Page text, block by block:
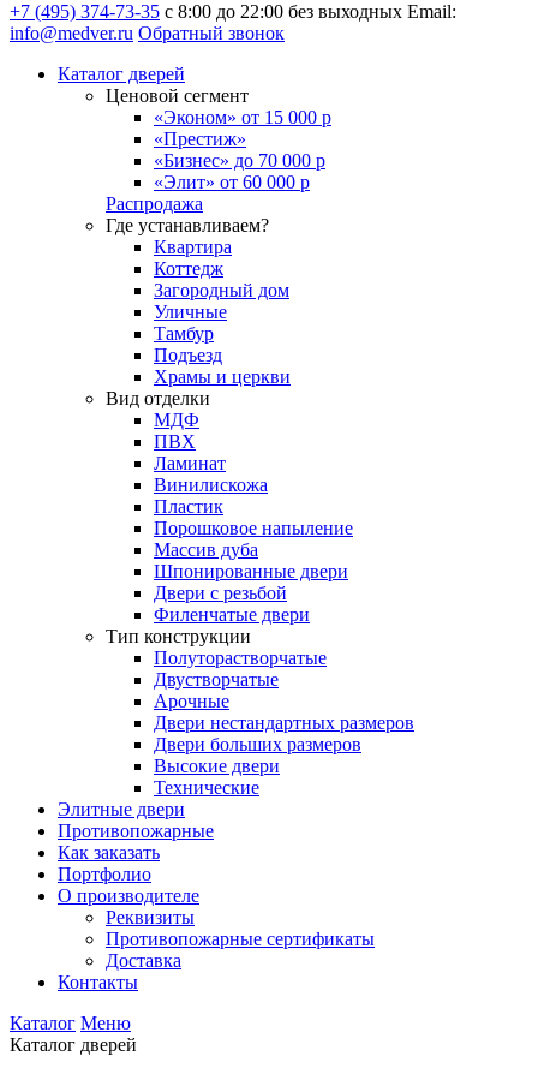
+7 (495) 374-73-35 с 8:00 до 22:00 без выходных Email:
info@medver.ru Обратный звонок
Каталог дверей
Ценовой сегмент
«Эконом» от 15 000 р
«Престиж»
«Бизнес» до 70 000 р
«Элит» от 60 000 р
Распродажа
Где устанавливаем?
Квартира
Коттедж
Загородный дом
Уличные
Тамбур
Подъезд
Храмы и церкви
Вид отделки
МДФ
ПВХ
Ламинат
Винилискожа
Пластик
Порошковое напыление
Массив дуба
Шпонированные двери
Двери с резьбой
Филенчатые двери
Тип конструкции
Полуторастворчатые
Двустворчатые
Арочные
Двери нестандартных размеров
Двери больших размеров
Высокие двери
Технические
Элитные двери
Противопожарные
Как заказать
Портфолио
О производителе
Реквизиты
Противопожарные сертификаты
Доставка
Контакты
Каталог Меню
Каталог дверей